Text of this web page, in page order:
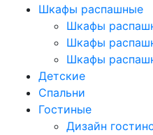
Шкафы распашные
Шкафы
Шкафы
Шкафы
Детские
Спальни
Гостиные
Дизайн